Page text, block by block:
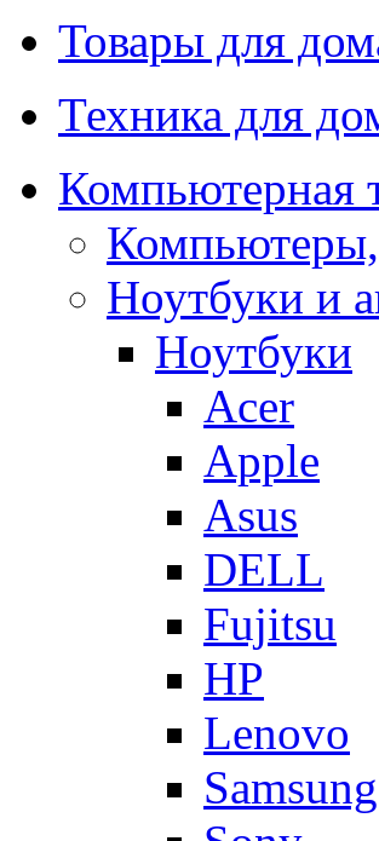
Товары для
Техника для
Компьютерная
Ноутбуки и
Ноутбуки
Acer
Apple
Asus
DELL
Fujitsu
HP
Lenovo
Samsung